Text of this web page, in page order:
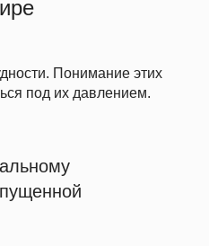
Понимание этих
под их давлением.